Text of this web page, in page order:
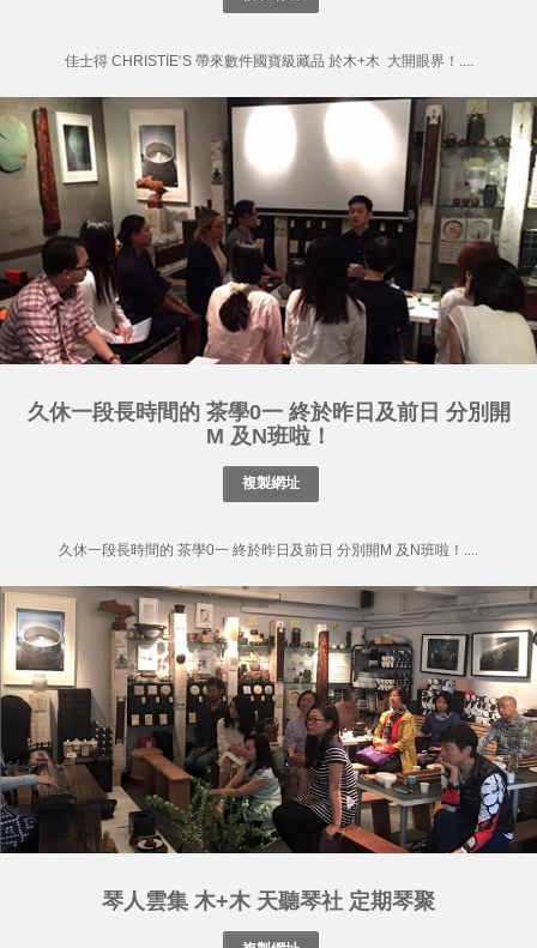
佳士得 CHRISTIE‘S 帶來數件國寶級藏品 於木+木 大開眼界！....
久休一段長時間的 茶學0一 終於昨日及前日 分別開
M 及N班啦！
久休一段長時間的 茶學0一 終於昨日及前日 分別開M 及N班啦！....
琴人雲集 木+木 天聽琴社 定期琴聚